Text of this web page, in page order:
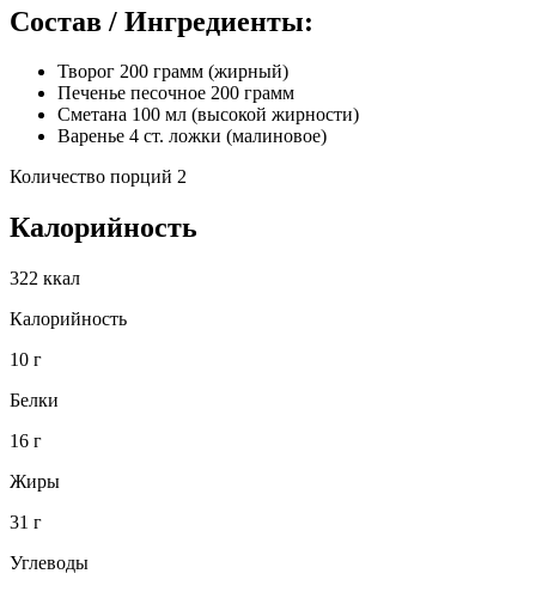
Состав / Ингредиенты:
Творог 200 грамм (жирный)
Печенье песочное 200 грамм
Сметана 100 мл (высокой жирности)
Варенье 4 ст. ложки (малиновое)
Количество порций 2
Калорийность
322 ккал
Калорийность
10 г
Белки
16 г
Жиры
31 г
Углеводы